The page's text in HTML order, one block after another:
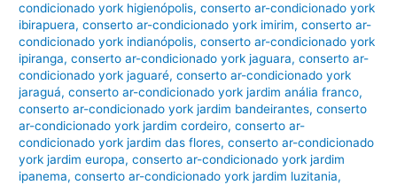
condicionado york higienópolis,conserto ar-condicionado york
ibirapuera,conserto ar-condicionado york imirim,conserto ar-
condicionado york indianópolis,conserto ar-condicionado york
ipiranga,conserto ar-condicionado york jaguara,conserto ar-
condicionado york jaguaré,conserto ar-condicionado york
jaraguá,conserto ar-condicionado york jardim anália franco,
conserto ar-condicionado york jardim bandeirantes,conserto
ar-condicionado york jardim cordeiro,conserto ar-
condicionado york jardim das flores,conserto ar-condicionado
york jardim europa,conserto ar-condicionado york jardim
ipanema,conserto ar-condicionado york jardim luzitania,